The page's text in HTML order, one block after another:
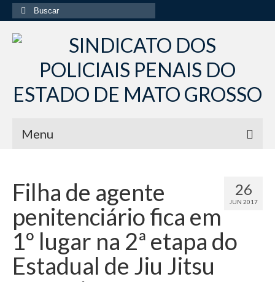
Buscar
por:
Menu
Institucional
Diretoria Sindsppen
Histórico do Sindsppen
Histórico do Sistema Penitenciário do Estado
26
JUN 2017
Filha de agente
penitenciário fica em
1º lugar na 2ª etapa do
Estadual de Jiu Jitsu